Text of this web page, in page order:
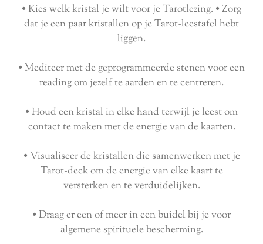
• Kies welk kristal je wilt voor je Tarotlezing. • Zorg
dat je een paar kristallen op je Tarot-leestafel hebt
liggen.
• Mediteer met de geprogrammeerde stenen voor een
reading om jezelf te aarden en te centreren.
• Houd een kristal in elke hand terwijl je leest om
contact te maken met de energie van de kaarten.
• Visualiseer de kristallen die samenwerken met je
Tarot-deck om de energie van elke kaart te
versterken en te verduidelijken.
• Draag er een of meer in een buidel bij je voor
algemene spirituele bescherming.